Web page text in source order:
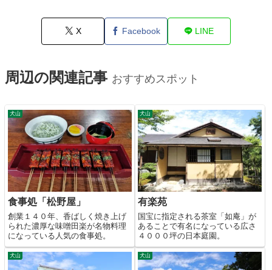
X Facebook LINE
周辺の関連記事 おすすめスポット
犬山
食事処「松野屋」
創業１４０年、香ばしく焼き上げ
られた濃厚な味噌田楽が名物料理
になっている人気の食事処。
犬山
有楽苑
国宝に指定される茶室「如庵」が
あることで有名になっている広さ
４０００坪の日本庭園。
犬山 犬山